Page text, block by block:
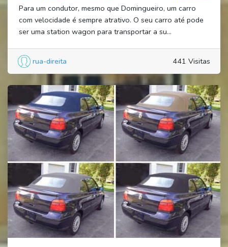
Para um condutor, mesmo que Domingueiro, um carro
com velocidade é sempre atrativo. O seu carro até pode
ser uma station wagon para transportar a su...
rua-direita 441 Visitas